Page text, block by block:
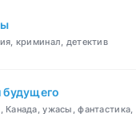
криминал, детектив
ужасы, фантастика,